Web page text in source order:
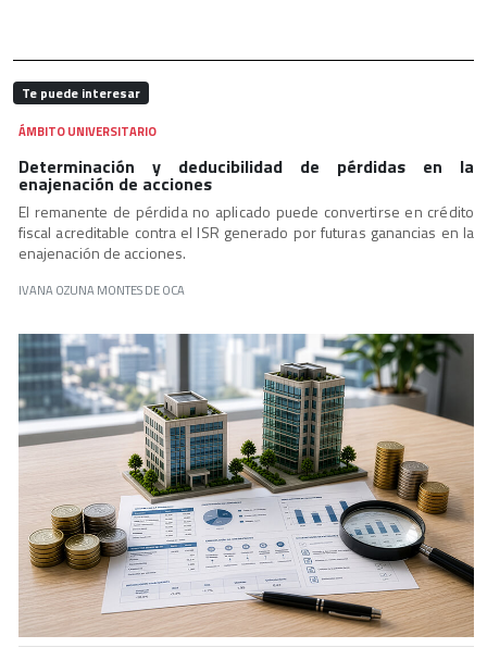
Te puede interesar
ÁMBITO UNIVERSITARIO
Determinación y deducibilidad de pérdidas en la
enajenación de acciones
El remanente de pérdida no aplicado puede convertirse en crédito
fiscal acreditable contra el ISR generado por futuras ganancias en la
enajenación de acciones.
IVANA OZUNA MONTES DE OCA